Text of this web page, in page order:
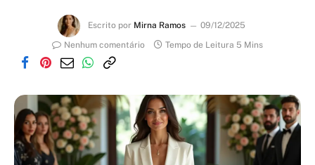
Escrito por Mirna Ramos
09/12/2025
Nenhum comentário
Tempo de Leitura 5 Mins